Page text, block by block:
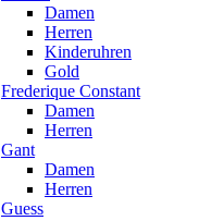
Damen
Herren
Kinderuhren
Gold
Frederique Constant
Damen
Herren
Gant
Damen
Herren
Guess